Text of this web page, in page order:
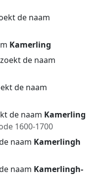
de naam
Kamerling
de naam
de naam
de naam Kamerling
1600-1700
naam Kamerlingh
naam Kamerlingh-